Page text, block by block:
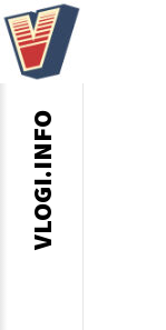
VLOGI.INFO